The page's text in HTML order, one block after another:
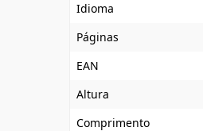
Idioma
Páginas
EAN
Altura
Comprimento